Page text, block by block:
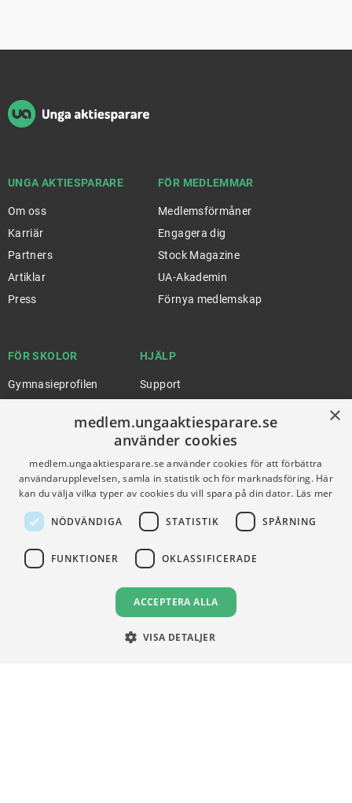
UNGA AKTIESPARARE
Om oss
Karriär
Partners
Artiklar
Press
FÖR MEDLEMMAR
Medlemsförmåner
Engagera dig
Stock Magazine
UA-Akademin
Förnya medlemskap
FÖR SKOLOR
Gymnasieprofilen
HJÄLP
Support
VILLKOR
Användningsvillkor
Communityregler
Integritetspolicy
Om Cookies
×
medlem.ungaaktiesparare.se
använder cookies
medlem.ungaaktiesparare.se använder cookies för att förbättra
användarupplevelsen, samla in statistik och för marknadsföring. Här
kan du välja vilka typer av cookies du vill spara på din dator. Läs mer
NÖDVÄNDIGA STATISTIK SPÅRNING
FUNKTIONER OKLASSIFICERADE
ACCEPTERA ALLA
VISA DETALJER